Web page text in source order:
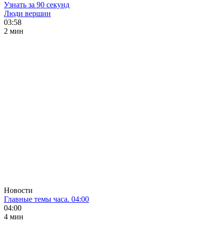
Узнать за 90 секунд
Люди вершин
03:58
2 мин
Новости
Главные темы часа. 04:00
04:00
4 мин